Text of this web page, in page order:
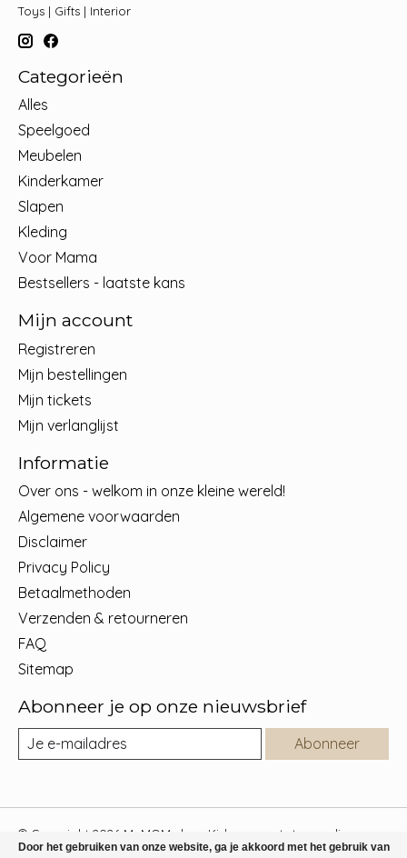
Toys | Gifts | Interior
Categorieën
Alles
Speelgoed
Meubelen
Kinderkamer
Slapen
Kleding
Voor Mama
Bestsellers - laatste kans
Mijn account
Registreren
Mijn bestellingen
Mijn tickets
Mijn verlanglijst
Informatie
Over ons - welkom in onze kleine wereld!
Algemene voorwaarden
Disclaimer
Privacy Policy
Betaalmethoden
Verzenden & retourneren
FAQ
Sitemap
Abonneer je op onze nieuwsbrief
Abonneer
© Copyright 2026 MyMOMy.be - Kids concept store online -
Powered byLightspeed
Door het gebruiken van onze website, ga je akkoord met het gebruik van